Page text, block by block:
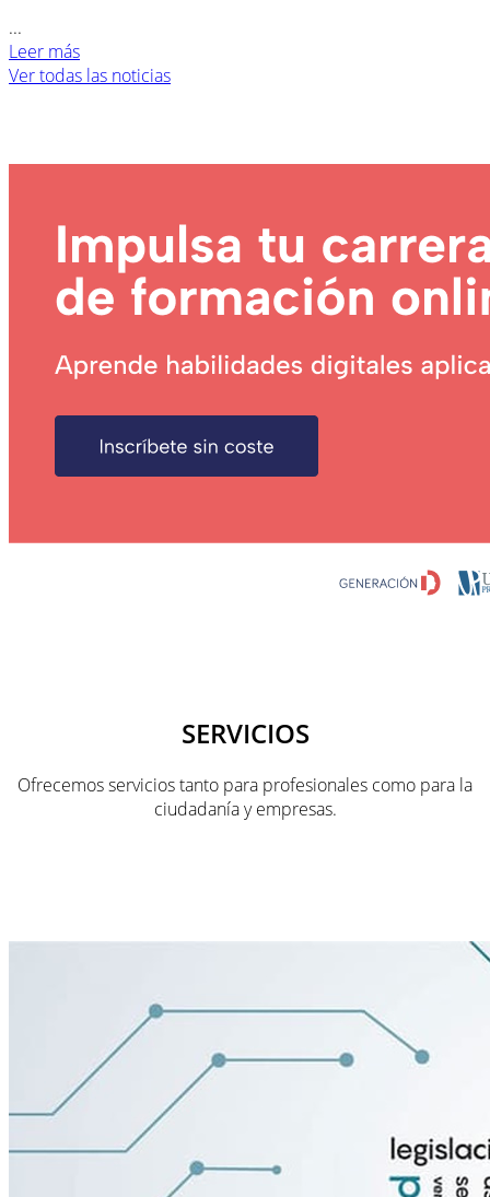
...
Leer más
Ver todas las noticias
SERVICIOS
Ofrecemos servicios tanto para profesionales como para la
ciudadanía y empresas.